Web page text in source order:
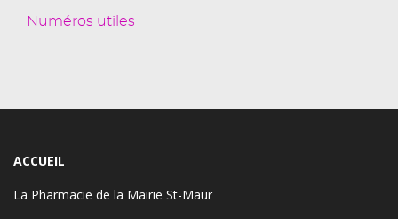
Numéros utiles
ACCUEIL
La Pharmacie de la Mairie St-Maur